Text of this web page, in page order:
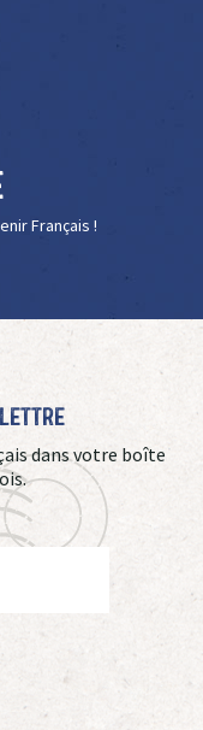
Français !
dans votre boîte